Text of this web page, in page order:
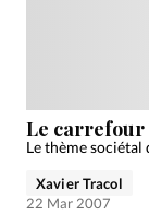
Le carrefour
Le thème sociétal
Xavier Tracol
22 Mar 2007